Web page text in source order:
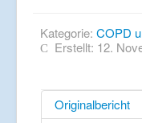
Kategorie: COPD
Erstellt: 12.
Originalbericht